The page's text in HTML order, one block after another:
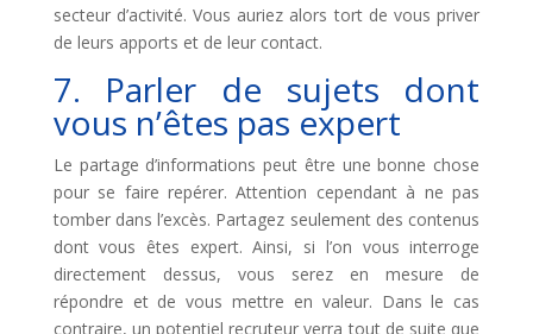
secteur d’activité. Vous auriez alors tort de vous priver
de leurs apports et de leur contact.
7. Parler de sujets dont
vous n’êtes pas expert
Le partage d’informations peut être une bonne chose
pour se faire repérer. Attention cependant à ne pas
tomber dans l’excès. Partagez seulement des contenus
dont vous êtes expert. Ainsi, si l’on vous interroge
directement dessus, vous serez en mesure de
répondre et de vous mettre en valeur. Dans le cas
contraire, un potentiel recruteur verra tout de suite que